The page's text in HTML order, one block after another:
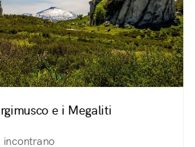
e i Megaliti
incontrano